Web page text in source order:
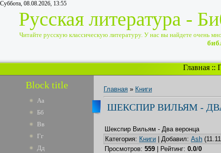
Суббота, 08.08.2026, 13:55
Русская литература -
Читайте русскую классическую литературу. У нас вы найдете очень
Главная ::
Block title
Аа
Бб
Вв
Гг
Дд
Главная » Книги
ШЕКСПИР ВИЛЬЯМ -
Шекспир Вильям - Два веронца
Категория: Книги Добавил: Ash
Просмотров: 559 Рейтинг: 0.0/0